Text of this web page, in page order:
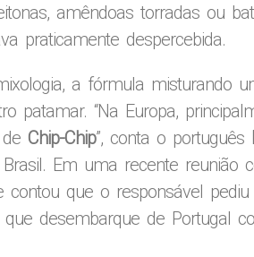
amêndoas torradas ou
praticamente despercebida.
a fórmula misturando
patamar. “Na Europa,
Chip-Chip”, conta o português
Em uma recente reunião
contou que o responsável
desembarque de Portugal